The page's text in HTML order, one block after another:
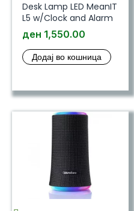
Desk Lamp LED MeanIT
L5 w/Clock and Alarm
ден 1,550.00
Додај во кошница